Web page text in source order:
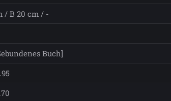
/ B 20 cm / -
Buch]